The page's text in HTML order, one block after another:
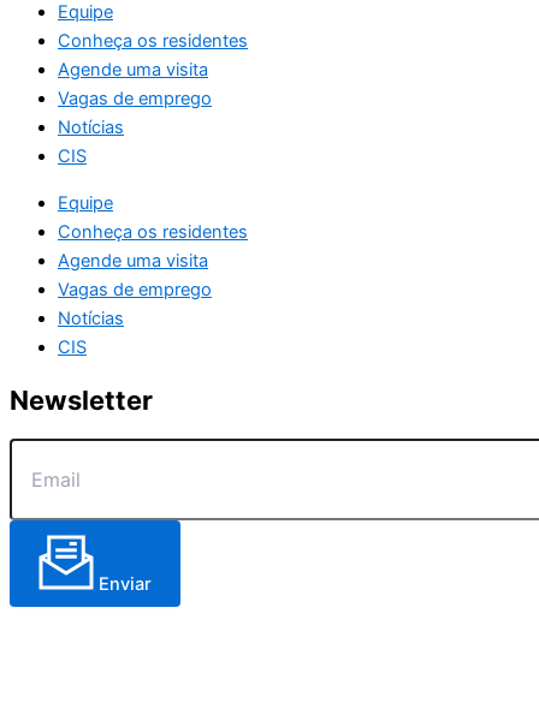
Equipe
Conheça os residentes
Agende uma visita
Vagas de emprego
Notícias
CIS
Equipe
Conheça os residentes
Agende uma visita
Vagas de emprego
Notícias
CIS
Newsletter
Enviar